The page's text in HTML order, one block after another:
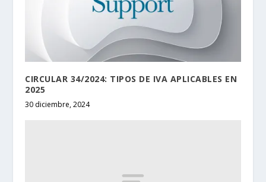
CIRCULAR 34/2024: TIPOS DE IVA APLICABLES EN
2025
30 diciembre, 2024